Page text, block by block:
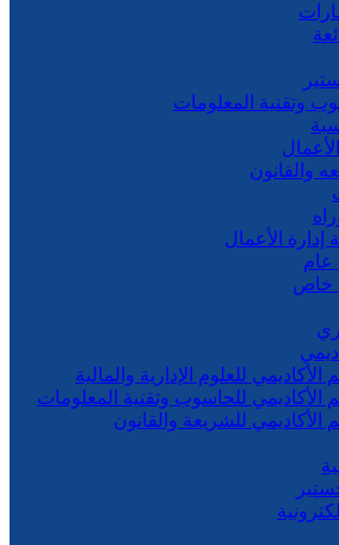
وتقنية المعلومات
الأعمال
والقانون
إدارة الأعمال
عام
خاص
الأكاديمي للعلوم الإدارية والمالية
الأكاديمي للحاسوب وتقنية المعلومات
الأكاديمي للشريعة والقانون